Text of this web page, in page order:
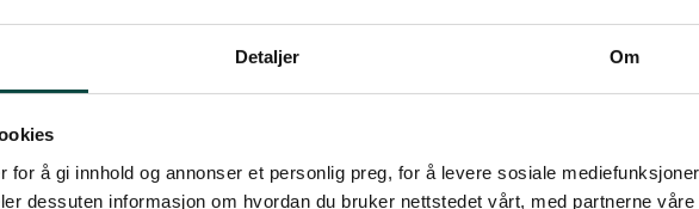
Detaljer Om
for å gi innhold og annonser et personlig preg, for å levere sosiale
dessuten informasjon om hvordan du bruker nettstedet vårt, med partnerne våre
ved hjelp av demokratiske virkemidler: samtaler
innspill til media, politikere og forvaltning, m.m. Det er